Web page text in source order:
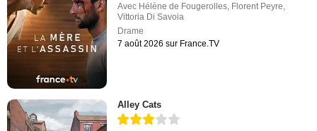
Avec Hélène de Fougerolles, Florent Peyre,
Vittoria Di Savoia
Drame
7 août 2026 sur France.TV
Alley Cats